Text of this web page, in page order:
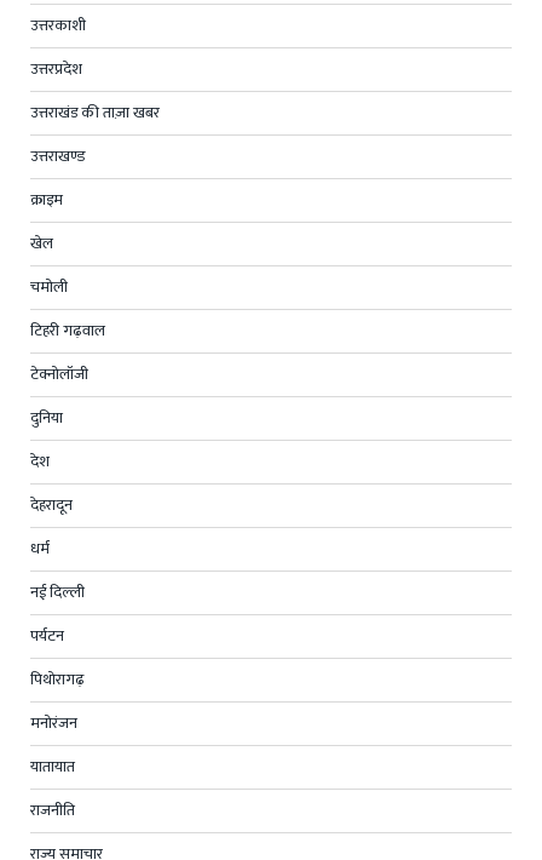
उत्तरकाशी
उत्तरप्रदेश
उत्तराखंड की ताज़ा खबर
उत्तराखण्ड
क्राइम
खेल
चमोली
टिहरी गढ़वाल
टेक्नोलॉजी
दुनिया
देश
देहरादून
धर्म
नई दिल्ली
पर्यटन
पिथोरागढ़
मनोरंजन
यातायात
राजनीति
राज्य समाचार